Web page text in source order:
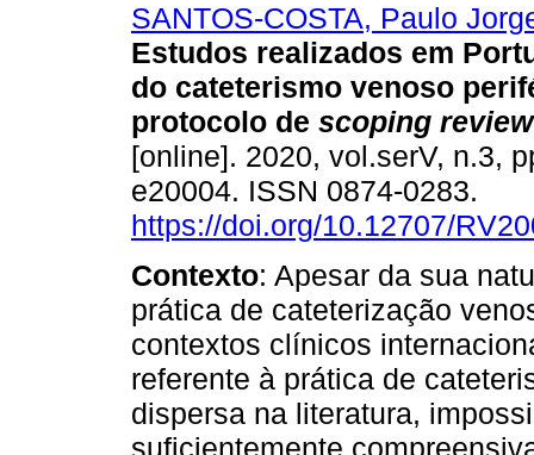
SANTOS-COSTA, Paulo
Estudos realizados em
do cateterismo venoso
protocolo de scoping review
[online]. 2020, vol.serV, n.3,
e20004. ISSN 0874-0283.
https://doi.org/10.12707/
Contexto: Apesar da sua
prática de cateterização
contextos clínicos
referente à prática de
dispersa na literatura,
suficientemente